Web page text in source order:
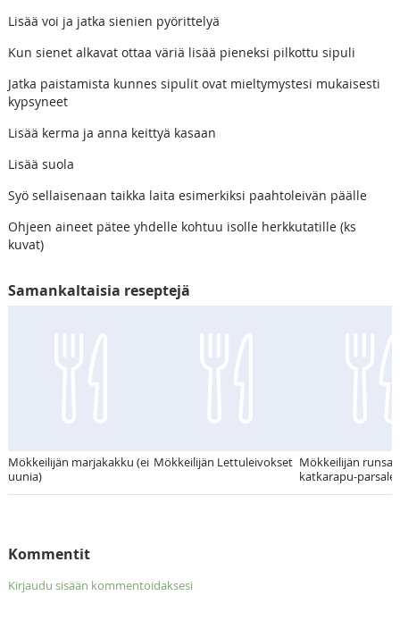
Lisää voi ja jatka sienien pyörittelyä
Kun sienet alkavat ottaa väriä lisää pieneksi pilkottu sipuli
Jatka paistamista kunnes sipulit ovat mieltymystesi mukaisesti
kypsyneet
Lisää kerma ja anna keittyä kasaan
Lisää suola
Syö sellaisenaan taikka laita esimerkiksi paahtoleivän päälle
Ohjeen aineet pätee yhdelle kohtuu isolle herkkutatille (ks
kuvat)
Samankaltaisia reseptejä
Mökkeilijän marjakakku (ei
uunia)
Mökkeilijän Lettuleivokset Mökkeilijän runsas
katkarapu-
Kommentit
Kirjaudu sisään kommentoidaksesi